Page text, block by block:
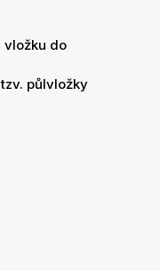
vložku do
půlvložky